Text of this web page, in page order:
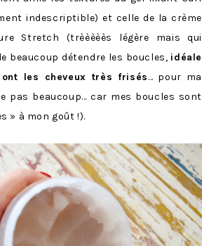
indescriptible) et celle de la crème
Stretch (trèèèèès légère mais qui
beaucoup détendre les boucles, idéale
les cheveux très frisés… pour ma
pas beaucoup… car mes boucles sont
» à mon goût !).